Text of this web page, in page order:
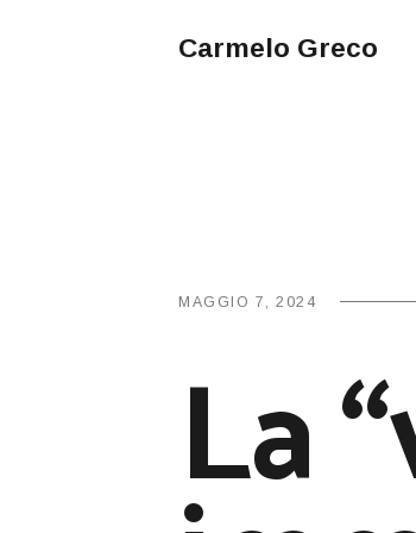
Carmelo Greco
MAGGIO 7, 2024
La